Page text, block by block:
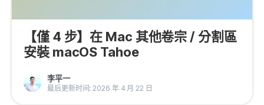
【僅 4 步】在 Mac 其他卷宗 / 分割區
安裝 macOS Tahoe
李平一
最后更新时间: 2026 年 4 月 22 日